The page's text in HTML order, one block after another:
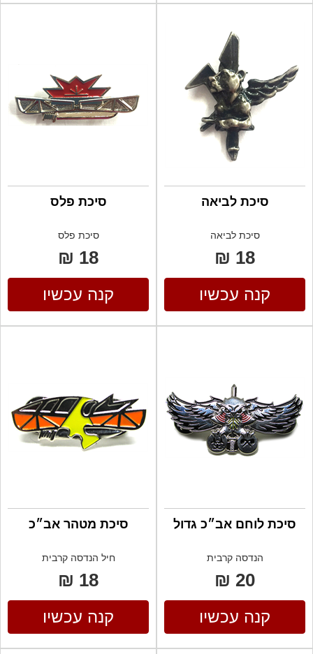
סיכת לביאה
סיכת לביאה
18 ₪
קנה עכשיו
סיכת פלס
סיכת פלס
18 ₪
קנה עכשיו
סיכת לוחם אב״כ גדול
הנדסה קרבית
20 ₪
קנה עכשיו
סיכת מטהר אב״כ
חיל הנדסה קרבית
18 ₪
קנה עכשיו